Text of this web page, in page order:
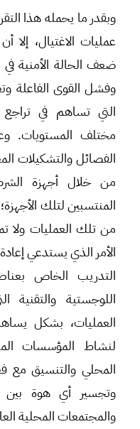
وبقدر ما يحمله هذا
عمليات الاغتيال، إلا
ضعف الحالة الأمنية
وفشل القوى الفاعلة
التي تساهم في تراجع
مختلف المستويات.
الفصائل والتشكيلات
من خلال أجهزة
المنتسبين لتلك
من تلك العمليات ولا
الأمر الذي يستدعي
التدريب الخاص
اللوجستية
العمليات، بشكل
لنشاط المؤسسات
المحلي والتنسيق مع
وتجسير أي هوة بين
والمجتمعات المحلية